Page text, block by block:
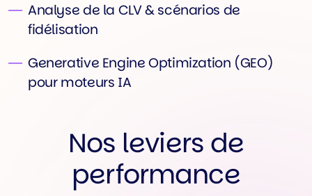
Analyse de la CLV & scénarios de
fidélisation
Generative Engine Optimization (GEO)
pour moteurs IA
Nos leviers de
performance